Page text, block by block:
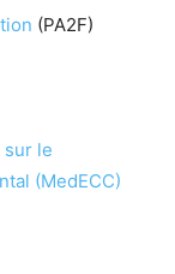
(PA2F)
sur le
(MedECC)